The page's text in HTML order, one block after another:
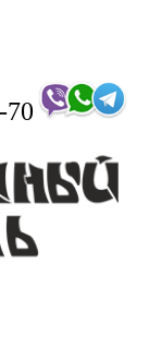
70